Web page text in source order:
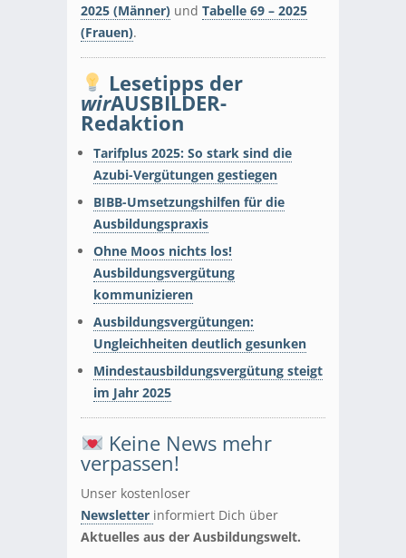
2025 (Männer) und Tabelle 69 – 2025
(Frauen).
Lesetipps der
wirAUSBILDER-
Redaktion
Tarifplus 2025: So stark sind die
Azubi-Vergütungen gestiegen
BIBB-Umsetzungshilfen für die
Ausbildungspraxis
Ohne Moos nichts los!
Ausbildungsvergütung
kommunizieren
Ausbildungsvergütungen:
Ungleichheiten deutlich gesunken
Mindestausbildungsvergütung steigt
im Jahr 2025
Keine News mehr
verpassen!
Unser kostenloser
Newsletter informiert Dich über
Aktuelles aus der Ausbildungswelt.